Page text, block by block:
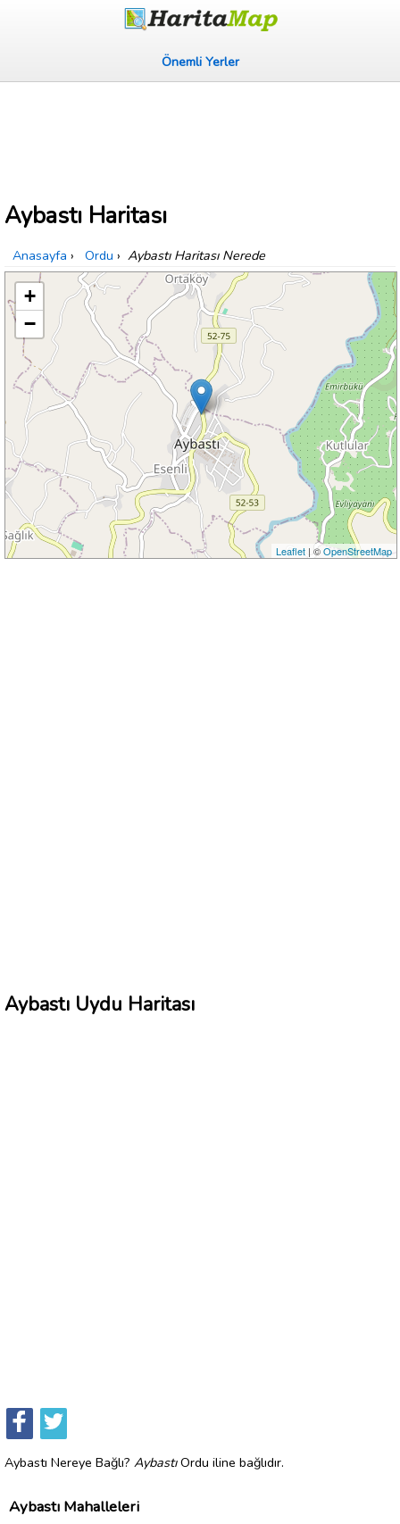
Önemli Yerler
Aybastı Haritası
Anasayfa › Ordu › Aybastı Haritası Nerede
+
−
Leaflet | ©OpenStreetMap
Aybastı Uydu Haritası
Aybastı Nereye Bağlı? AybastıOrdu iline bağlıdır.
Aybastı Mahalleleri